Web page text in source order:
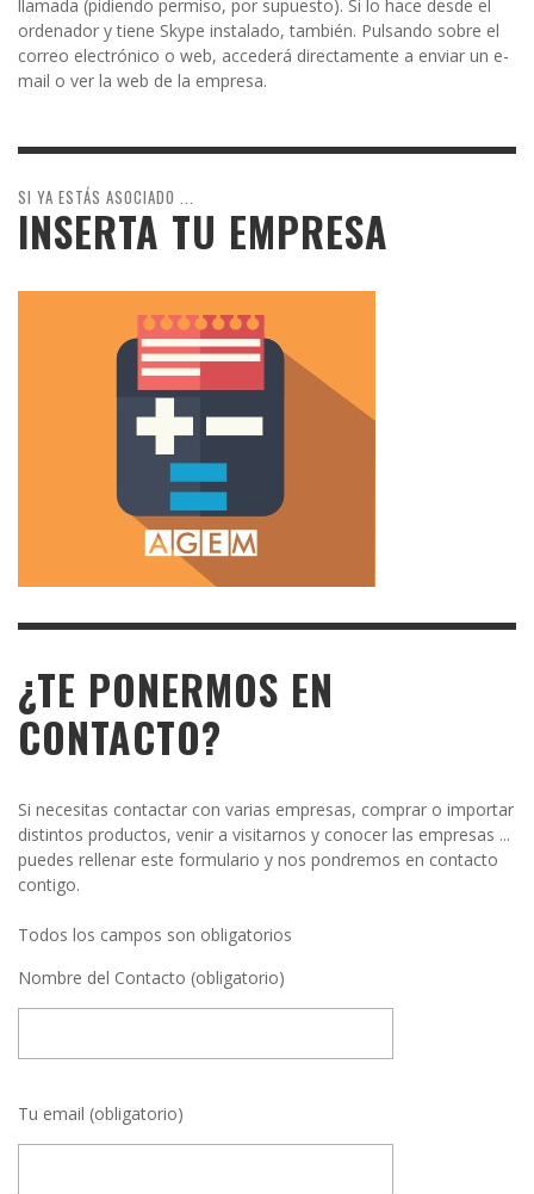
llamada (pidiendo permiso, por supuesto). Si lo hace desde el
ordenador y tiene Skype instalado, también. Pulsando sobre el
correo electrónico o web, accederá directamente a enviar un e-
mail o ver la web de la empresa.
SI YA ESTÁS ASOCIADO ...
INSERTA TU EMPRESA
¿TE PONERMOS EN
CONTACTO?
Si necesitas contactar con varias empresas, comprar o importar
distintos productos, venir a visitarnos y conocer las empresas ...
puedes rellenar este formulario y nos pondremos en contacto
contigo.
Todos los campos son obligatorios
Nombre del Contacto (obligatorio)
Tu email (obligatorio)